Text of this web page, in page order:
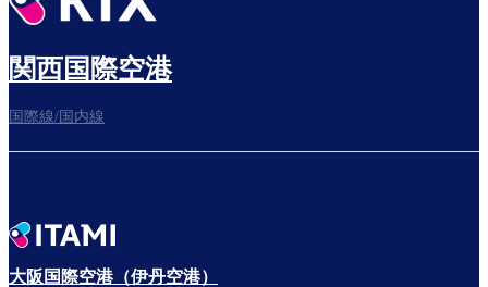
さぁ、出発！
関西国際空港
国際線/国内線
大阪国際空港（伊丹空港）